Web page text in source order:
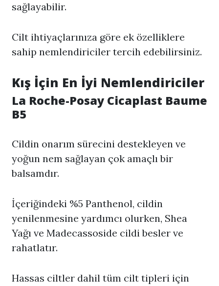
sağlayabilir.
Cilt ihtiyaçlarınıza göre ek özelliklere
sahip nemlendiriciler tercih edebilirsiniz.
Kış İçin En İyi Nemlendiriciler
La Roche-Posay Cicaplast Baume
B5
Cildin onarım sürecini destekleyen ve
yoğun nem sağlayan çok amaçlı bir
balsamdır.
İçeriğindeki %5 Panthenol, cildin
yenilenmesine yardımcı olurken, Shea
Yağı ve Madecassoside cildi besler ve
rahatlatır.
Hassas ciltler dahil tüm cilt tipleri için